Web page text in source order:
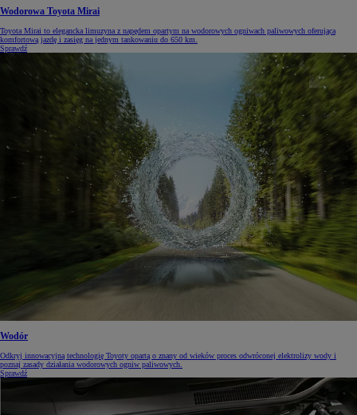
Wodorowa Toyota Mirai
Toyota Mirai to elegancka limuzyna z napędem opartym na wodorowych ogniwach paliwowych oferująca
komfortową jazdę i zasięg na jednym tankowaniu do 650 km.
Sprawdź
Wodór
Odkryj innowacyjną technologię Toyoty opartą o znany od wieków proces odwróconej elektrolizy wody i
poznaj zasady działania wodorowych ogniw paliwowych.
Sprawdź